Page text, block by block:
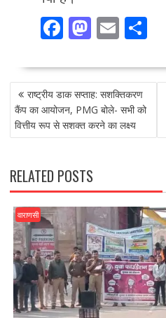
F
e
b
o
o
k
M
to
d
o
n
E
ai
l
S
POST
NAVIGATION
राष्ट्रीय डाक सप्ताह: सशक्तिकरण
कैंप का आयोजन, PMG बोले- सभी को
वित्तीय रूप से सशक्त करने का लक्ष्य
RELATED POSTS
वाराणसी